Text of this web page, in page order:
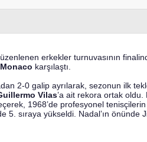
erkekler turnuvasının
karşılaştı.
2-0 galip ayrılarak, sezonun ilk
Vilas’a ait rekora ortak
1968’de profesyonel
5. sıraya yükseldi. Nadal’ın önünde